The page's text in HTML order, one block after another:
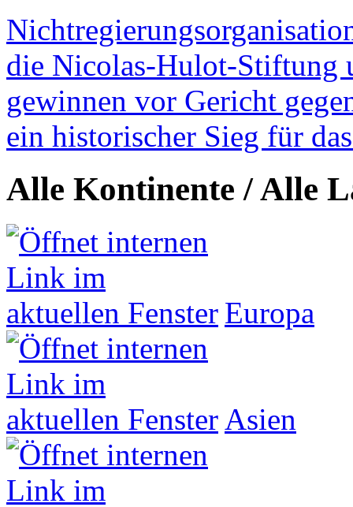
die Nicolas-Hulot-Stiftung
gewinnen vor Gericht
ein historischer Sieg für
Alle Kontinente / Alle
Europa
Asien